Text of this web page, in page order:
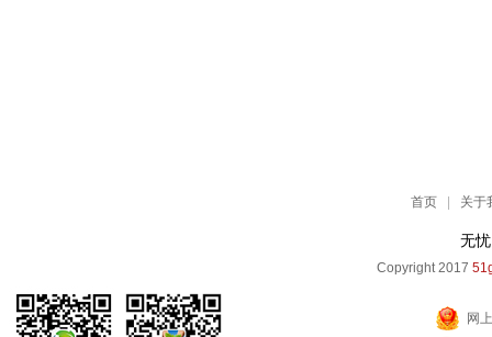
首页 关于
无
Copyright 2017
网